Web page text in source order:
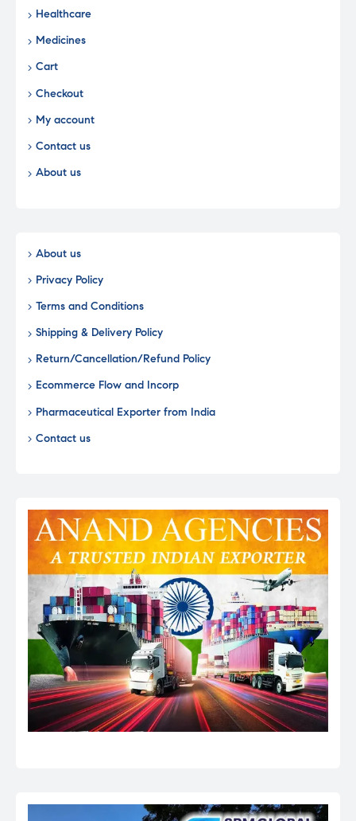
Healthcare
Medicines
Cart
Checkout
My account
Contact us
About us
About us
Privacy Policy
Terms and Conditions
Shipping & Delivery Policy
Return/Cancellation/Refund Policy
Ecommerce Flow and Incorp
Pharmaceutical Exporter from India
Contact us